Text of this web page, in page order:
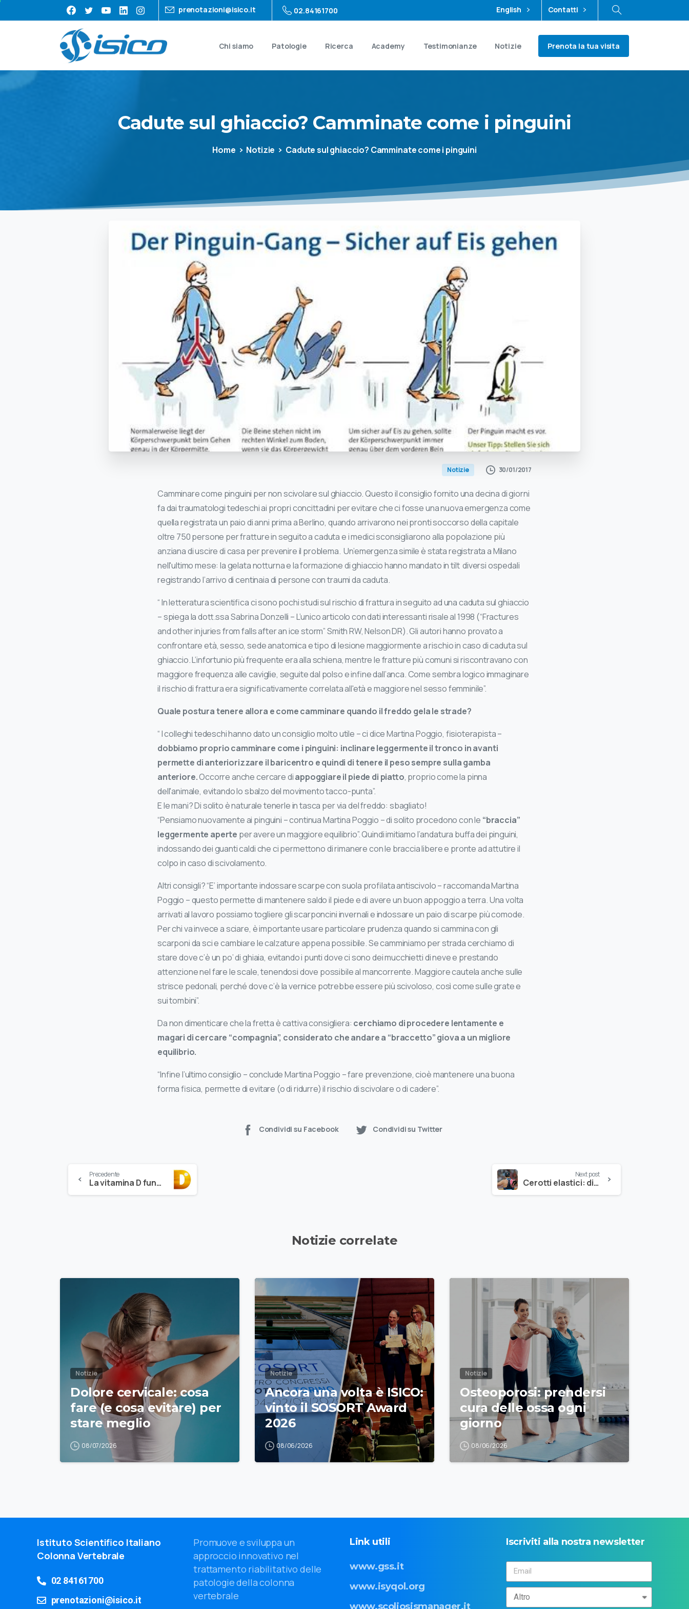
prenotazioni@isico.it 02.84161700 English Contatti
Chi siamo Patologie Ricerca Academy Testimonianze Notizie Prenota la tua visita
Cadute sul ghiaccio? Camminate come i pinguini
Home Notizie Cadute sul ghiaccio? Camminate come i pinguini
Notizie 30/01/2017
Camminare come pinguini per non scivolare sul ghiaccio. Questo il consiglio fornito una decina di giorni
fa dai traumatologi tedeschi ai propri concittadini per evitare che ci fosse una nuova emergenza come
quella registrata un paio di anni prima a Berlino, quando arrivarono nei pronti soccorso della capitale
oltre 750 persone per fratture in seguito a caduta e i medici sconsigliarono alla popolazione più
anziana di uscire di casa per prevenire il problema. Un’emergenza simile è stata registrata a Milano
nell'ultimo mese: la gelata notturna e la formazione di ghiaccio hanno mandato in tilt diversi ospedali
registrando l’arrivo di centinaia di persone con traumi da caduta.
“ In letteratura scientifica ci sono pochi studi sul rischio di frattura in seguito ad una caduta sul ghiaccio
– spiega la dott.ssa Sabrina Donzelli – L’unico articolo con dati interessanti risale al 1998 (“Fractures
and other injuries from falls after an ice storm” Smith RW, Nelson DR). Gli autori hanno provato a
confrontare età, sesso, sede anatomica e tipo di lesione maggiormente a rischio in caso di caduta sul
ghiaccio. L’infortunio più frequente era alla schiena, mentre le fratture più comuni si riscontravano con
maggiore frequenza alle caviglie, seguite dal polso e infine dall’anca. Come sembra logico immaginare
il rischio di frattura era significativamente correlata all'età e maggiore nel sesso femminile”.
Quale postura tenere allora e come camminare quando il freddo gela le strade?
“ I colleghi tedeschi hanno dato un consiglio molto utile – ci dice Martina Poggio, fisioterapista –
dobbiamo proprio camminare come i pinguini: inclinare leggermente il tronco in avanti
permette di anteriorizzare il baricentro e quindi di tenere il peso sempre sulla gamba
anteriore.Occorre anche cercare diappoggiare il piede di piatto, proprio come la pinna
dell'animale, evitando lo sbalzo del movimento tacco-punta”.
E le mani? Di solito è naturale tenerle in tasca per via del freddo: sbagliato!
“Pensiamo nuovamente ai pinguini – continua Martina Poggio – di solito procedono con le “braccia”
leggermente aperte per avere un maggiore equilibrio”. Quindi imitiamo l’andatura buffa dei pinguini,
indossando dei guanti caldi che ci permettono di rimanere con le braccia libere e pronte ad attutire il
colpo in caso di scivolamento.
Altri consigli? “E’ importante indossare scarpe con suola profilata antiscivolo – raccomanda Martina
Poggio – questo permette di mantenere saldo il piede e di avere un buon appoggio a terra. Una volta
arrivati al lavoro possiamo togliere gli scarponcini invernali e indossare un paio di scarpe più comode.
Per chi va invece a sciare, è importante usare particolare prudenza quando si cammina con gli
scarponi da sci e cambiare le calzature appena possibile. Se camminiamo per strada cerchiamo di
stare dove c’è un po’ di ghiaia, evitando i punti dove ci sono dei mucchietti di neve e prestando
attenzione nel fare le scale, tenendosi dove possibile al mancorrente. Maggiore cautela anche sulle
strisce pedonali, perché dove c’è la vernice potrebbe essere più scivoloso, così come sulle grate e
sui tombini”.
Da non dimenticare che la fretta è cattiva consigliera: cerchiamo di procedere lentamente e
magari di cercare “compagnia”, considerato che andare a “braccetto” giova a un migliore
equilibrio.
“Infine l’ultimo consiglio – conclude Martina Poggio – fare prevenzione, cioè mantenere una buona
forma fisica, permette di evitare (o di ridurre) il rischio di scivolare o di cadere”.
Condividi su Facebook Condividi su Twitter
Precedente
La vitamina D funziona contro la scoliosi?
Next post
Cerotti elastici: dieci cose da sapere
Notizie correlate
Notizie
Dolore cervicale: cosa
fare (e cosa evitare) per
stare meglio
08/07/2026
Notizie
Ancora una volta è ISICO:
vinto il SOSORT Award
2026
08/06/2026
Notizie
Osteoporosi: prendersi
cura delle ossa ogni
giorno
08/06/2026
Istituto Scientifico Italiano
Colonna Vertebrale
02 84161700
prenotazioni@isico.it
Promuove e sviluppa un
approccio innovativo nel
trattamento riabilitativo delle
patologie della colonna
vertebrale
Link utili
www.gss.it
www.isyqol.org
www.scoliosismanager.it
Iscriviti alla nostra newsletter